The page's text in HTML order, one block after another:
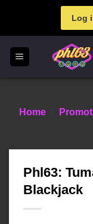
content
Log
Home /
Phl63:
Blackjack